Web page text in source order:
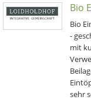
Bio
Bio
-
mit
sehr